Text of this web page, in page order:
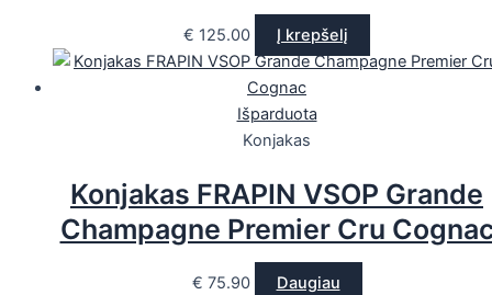
€ 125.00 Į krepšelį
Išparduota
Konjakas
Konjakas FRAPIN VSOP Grande
Champagne Premier Cru
€ 75.90 Daugiau